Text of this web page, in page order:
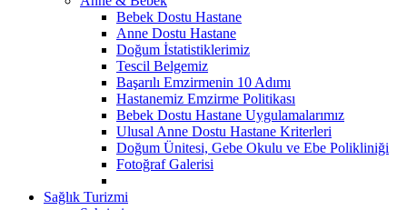
Bebek Dostu Hastane
Anne Dostu Hastane
Doğum İstatistiklerimiz
Tescil Belgemiz
Başarılı Emzirmenin 10 Adımı
Hastanemiz Emzirme Politikası
Bebek Dostu Hastane Uygulamalarımız
Ulusal Anne Dostu Hastane Kriterleri
Doğum Ünitesi, Gebe Okulu ve Ebe Polikliniği
Fotoğraf Galerisi
Sağlık Turizmi